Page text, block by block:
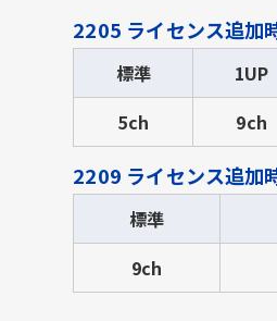
2205 ライセンス追加
標準 1UP
5ch
9ch
2209 ライセンス追加
標準
9ch